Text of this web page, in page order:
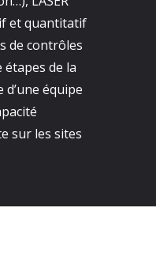
et quantitatif
de contrôles
étapes de la
équipe
sur les sites